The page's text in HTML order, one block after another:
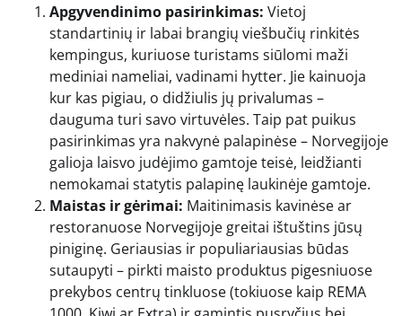
Apgyvendinimo pasirinkimas: Vietoj
standartinių ir labai brangių viešbučių rinkitės
kempingus, kuriuose turistams siūlomi maži
mediniai nameliai, vadinami hytter. Jie kainuoja
kur kas pigiau, o didžiulis jų privalumas –
dauguma turi savo virtuvėles. Taip pat puikus
pasirinkimas yra nakvynė palapinėse – Norvegijoje
galioja laisvo judėjimo gamtoje teisė, leidžianti
nemokamai statytis palapinę laukinėje gamtoje.
Maistas ir gėrimai: Maitinimasis kavinėse ar
restoranuose Norvegijoje greitai ištuštins jūsų
piniginę. Geriausias ir populiariausias būdas
sutaupyti – pirkti maisto produktus pigesniuose
prekybos centrų tinkluose (tokiuose kaip REMA